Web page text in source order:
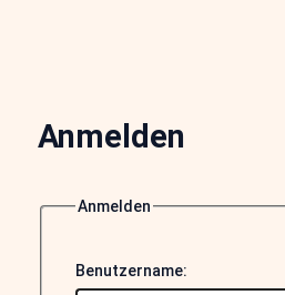
Anmelden
Anmelden
Benutzername: